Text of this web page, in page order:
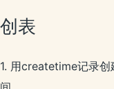
创表
1. 用createtime记录